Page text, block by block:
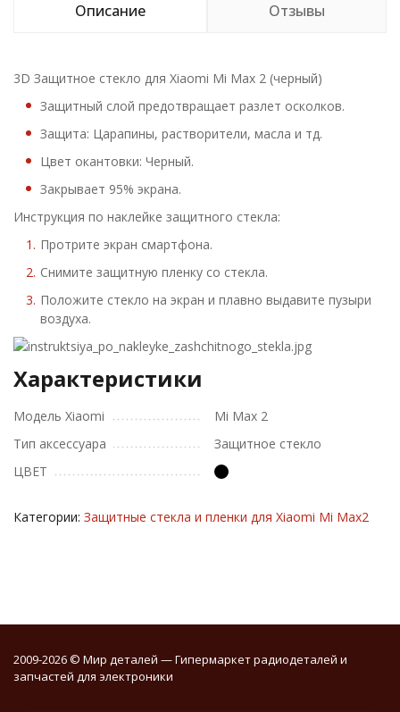
Описание Отзывы
3D Защитное стекло для Xiaomi Mi Max 2 (черный)
Защитный слой предотвращает разлет осколков.
Защита: Царапины, растворители, масла и тд.
Цвет окантовки: Черный.
Закрывает 95% экрана.
Инструкция по наклейке защитного стекла:
Протрите экран смартфона.
Снимите защитную пленку со стекла.
Положите стекло на экран и плавно выдавите пузыри
воздуха.
Характеристики
Модель Xiaomi
Mi Max 2
Тип аксессуара
Защитное стекло
ЦВЕТ
Категории: Защитные стекла и пленки для Xiaomi Mi Max2
2009-2026 © Мир деталей — Гипермаркет радиодеталей и
запчастей для электроники